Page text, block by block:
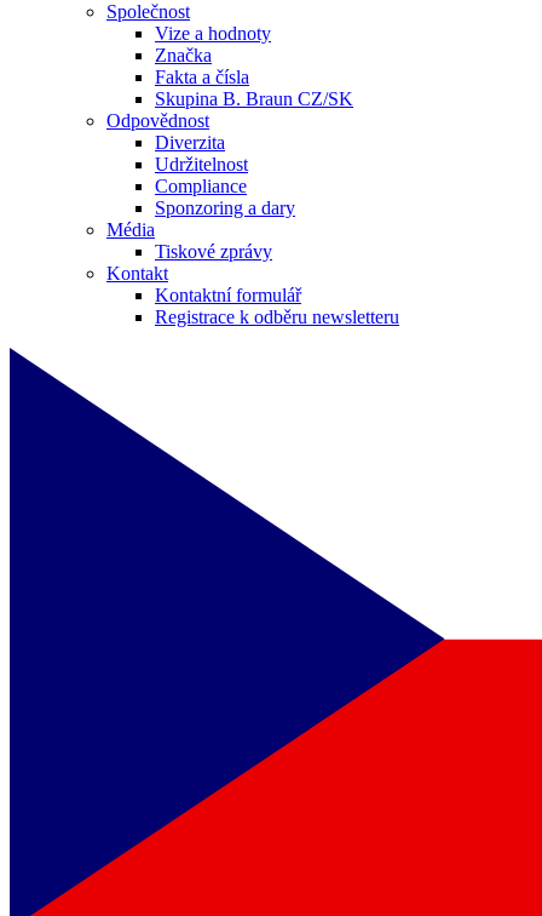
Společnost
Vize a hodnoty
Značka
Fakta a čísla
Skupina B. Braun CZ/SK
Odpovědnost
Diverzita
Udržitelnost
Compliance
Sponzoring a dary
Média
Tiskové zprávy
Kontakt
Kontaktní formulář
Registrace k odběru newsletteru